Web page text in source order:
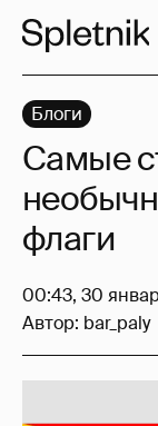
Блоги
Самые
флаги
00:43, 30
Автор: bar_paly